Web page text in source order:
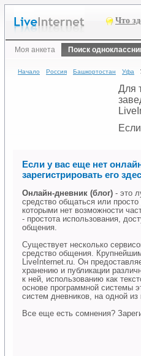
Что
Моя анкета Поиск
Начало Россия Башкортостан Уфа
Для
Если у вас еще нет
зарегистрировать его
Онлайн-дневник (блог) - это
средство общаться или
которыми нет возможности
- простота использования,
общения.
Существует несколько
средство общения.
LiveInternet.ru. Он
хранению и публикации
к ней, использованию как
основе программной системы
систем дневников, на одной
Все еще есть сомнения?